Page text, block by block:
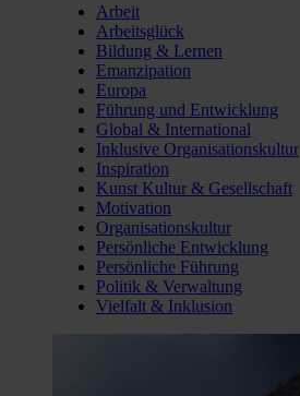
Arbeit
Arbeitsglück
Bildung & Lernen
Emanzipation
Europa
Führung und Entwicklung
Global & International
Inklusive Organisationskultur
Inspiration
Kunst Kultur & Gesellschaft
Motivation
Organisationskultur
Persönliche Entwicklung
Persönliche Führung
Politik & Verwaltung
Vielfalt & Inklusion